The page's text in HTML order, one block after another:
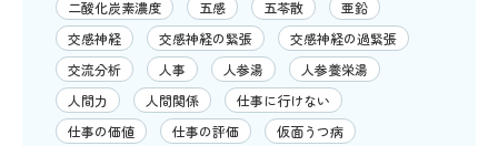
二酸化炭素濃度
五感 五苓散
亜鉛
交感神経
交感神経の緊張
交感神経の過緊張
交流分析
人事 人参湯
人参養栄湯
人間力
人間関係
仕事に行けない
仕事の価値
仕事の評価
仮面うつ病